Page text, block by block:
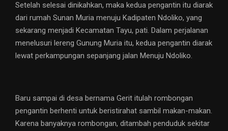
Setelah selesai dinikahkan, maka kedua pengantin itu diarak
dari rumah Sunan Muria menuju Kadipaten Ndoliko, yang
sekarang menjadi Kecamatan Tayu, pati. Dalam perjalanan
menelusuri lereng Gunung Muria itu, kedua pengantin diarak
lewat perkampungan sepanjang jalan Menuju Ndoliko.
Baru sampai di desa bernama Gerit itulah rombongan
pengantin berhenti untuk beristirahat sambil makan-makan.
Karena banyaknya rombongan, ditambah penduduk sekitar